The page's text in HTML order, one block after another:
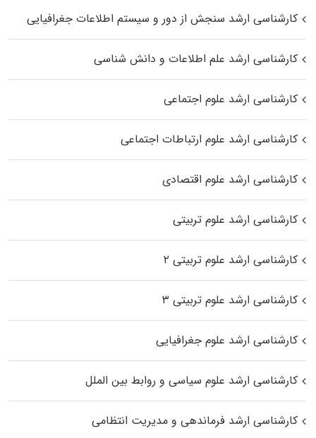
کارشناسی ارشد سنجش از دور و سیستم اطلاعات جغرافیایی
کارشناسی ارشد علم اطلاعات و دانش شناسی
کارشناسی ارشد علوم اجتماعی
کارشناسی ارشد علوم ارتباطات اجتماعی
کارشناسی ارشد علوم اقتصادی
کارشناسی ارشد علوم تربیتی
کارشناسی ارشد علوم تربیتی ۲
کارشناسی ارشد علوم تربیتی ۳
کارشناسی ارشد علوم جغرافیایی
کارشناسی ارشد علوم سیاسی و روابط بین الملل
کارشناسی ارشد فرماندهی و مدیریت انتظامی